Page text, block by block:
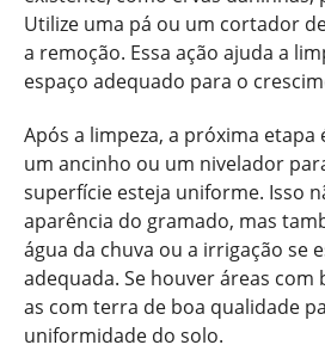
Utilize uma pá ou um cortador
a remoção. Essa ação ajuda a
espaço adequado para o
Após a limpeza, a próxima etapa
um ancinho ou um nivelador
superfície esteja uniforme. Isso
aparência do gramado, mas
água da chuva ou a irrigação se
adequada. Se houver áreas com
as com terra de boa qualidade
uniformidade do solo.